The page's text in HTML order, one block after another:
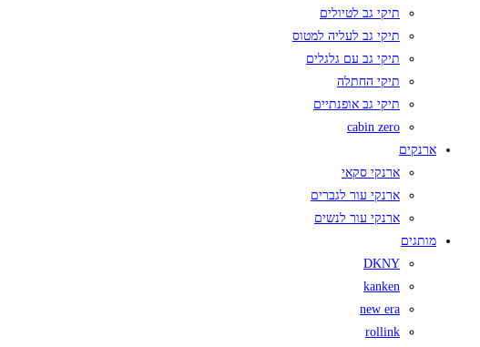
תיקי גב לטיולים
תיקי גב לעליה למטוס
תיקי גב עם גלגלים
תיקי החתלה
תיקי גב אופנתיים
cabin zero
ארנקים
ארנקי סקאי
ארנקי עור לגברים
ארנקי עור לנשים
מותגים
DKNY
kanken
new era
rollink